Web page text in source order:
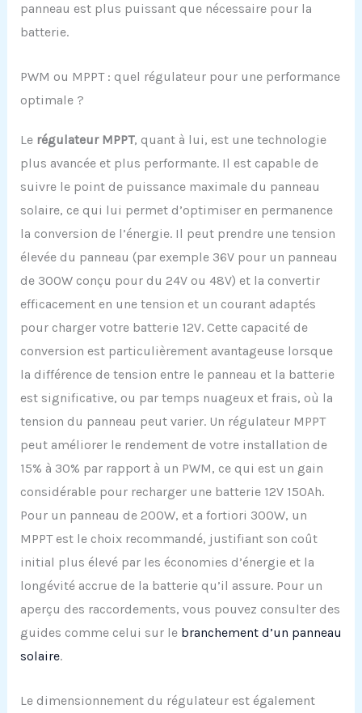
panneau est plus puissant que nécessaire pour la
batterie.
PWM ou MPPT : quel régulateur pour une performance
optimale ?
Le régulateur MPPT, quant à lui, est une technologie
plus avancée et plus performante. Il est capable de
suivre le point de puissance maximale du panneau
solaire, ce qui lui permet d’optimiser en permanence
la conversion de l’énergie. Il peut prendre une tension
élevée du panneau (par exemple 36V pour un panneau
de 300W conçu pour du 24V ou 48V) et la convertir
efficacement en une tension et un courant adaptés
pour charger votre batterie 12V. Cette capacité de
conversion est particulièrement avantageuse lorsque
la différence de tension entre le panneau et la batterie
est significative, ou par temps nuageux et frais, où la
tension du panneau peut varier. Un régulateur MPPT
peut améliorer le rendement de votre installation de
15% à 30% par rapport à un PWM, ce qui est un gain
considérable pour recharger une batterie 12V 150Ah.
Pour un panneau de 200W, et a fortiori 300W, un
MPPT est le choix recommandé, justifiant son coût
initial plus élevé par les économies d’énergie et la
longévité accrue de la batterie qu’il assure. Pour un
aperçu des raccordements, vous pouvez consulter des
guides comme celui sur le branchement d’un panneau
solaire.
Le dimensionnement du régulateur est également